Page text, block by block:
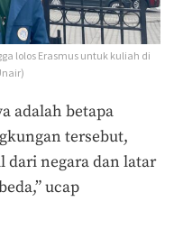
lolos Erasmus untuk kuliah di
adalah betapa
tersebut,
dari negara dan latar
ucap